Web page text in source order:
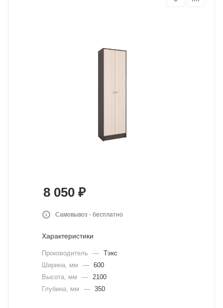
8 050 ₽
Самовывоз - бесплатно
Характеристики
Производитель — Тэкс
Ширина, мм
— 600
Высота, мм
— 2100
Глубина, мм
— 350